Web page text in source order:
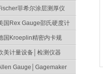
菲希尔涂层测厚仪
国Rex Gauge邵氏硬度计
国Kroeplin精密内卡规
美计量设备│检测仪器
Gauge│Gagemaker